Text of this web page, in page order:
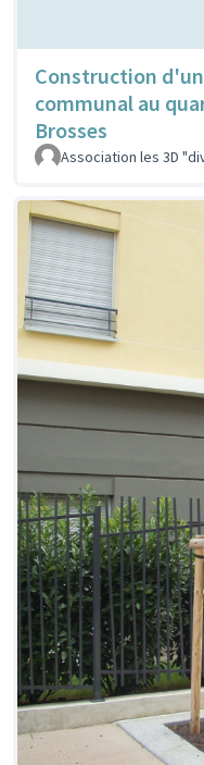
Construction
communal au
Brosses
Association les 3D